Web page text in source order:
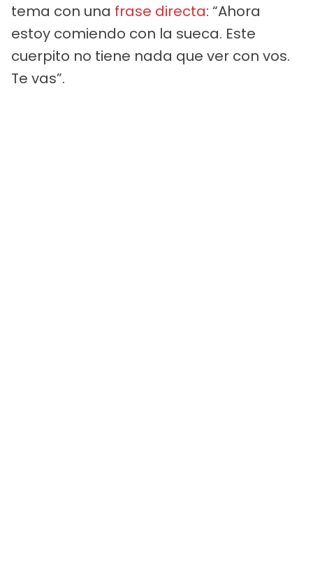
tema con una frase directa: “Ahora
estoy comiendo con la sueca. Este
cuerpito no tiene nada que ver con vos.
Te vas”.